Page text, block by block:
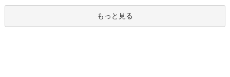
もっと見る